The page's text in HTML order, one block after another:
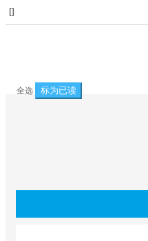
[]
全选 标为已读